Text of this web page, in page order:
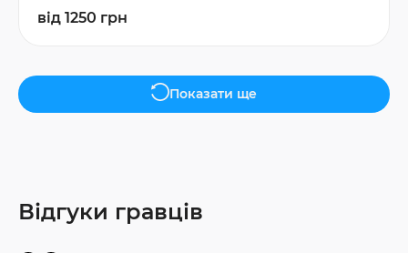
від 1250 грн
Показати ще
Відгуки гравців